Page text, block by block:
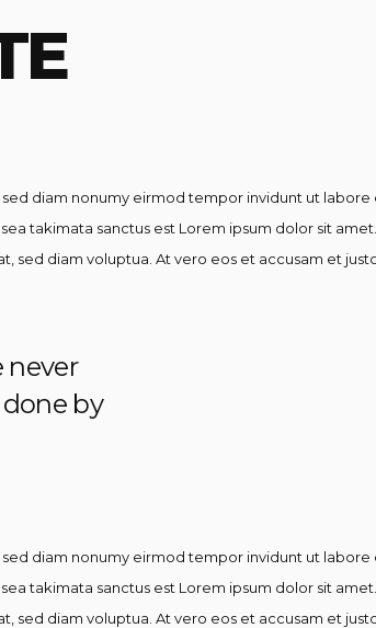
diam nonumy eirmod tempor invidunt ut
takimata sanctus est Lorem ipsum dolor sit
sed diam voluptua. At vero eos et accusam et
never
done by
diam nonumy eirmod tempor invidunt ut
takimata sanctus est Lorem ipsum dolor sit
sed diam voluptua. At vero eos et accusam et